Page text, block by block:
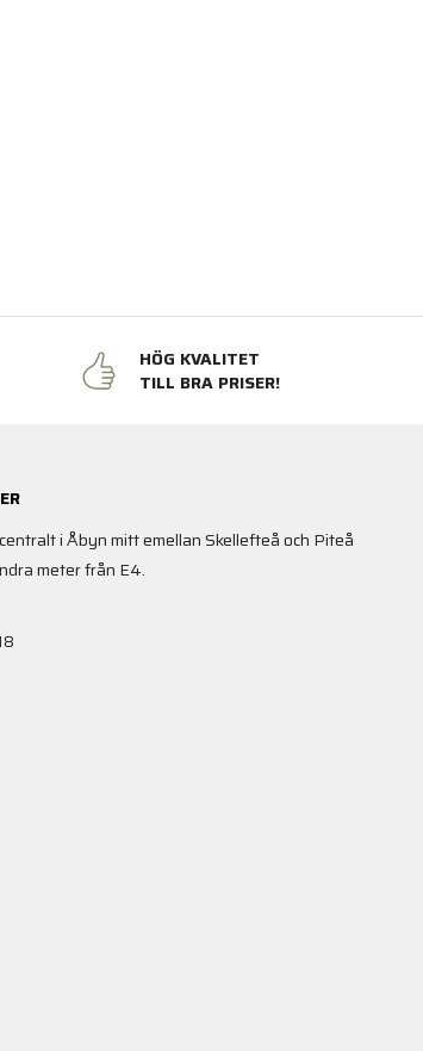
HÖG KVALITET
TILL BRA PRISER!
i Åbyn mitt emellan Skellefteå och Piteå
meter från E4.